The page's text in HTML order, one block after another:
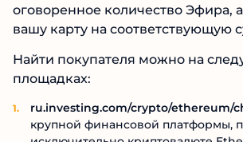
оговоренное количество Эфира,
вашу карту на соответствующую
Найти покупателя можно на
площадках:
ru.investing.com/crypto/ethereum/
крупной финансовой платформы,